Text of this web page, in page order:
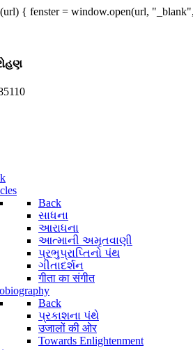
{ fenster = window.open(url,
Back
સાધના
આરાધના
આત્માની અમૃતવાણી
પ્રભુપ્રાપ્તિનો પંથ
ગીતાદર્શન
गीता का संगीत
Back
પ્રકાશના પંથે
उजालों की ओर
Towards Enlightenment